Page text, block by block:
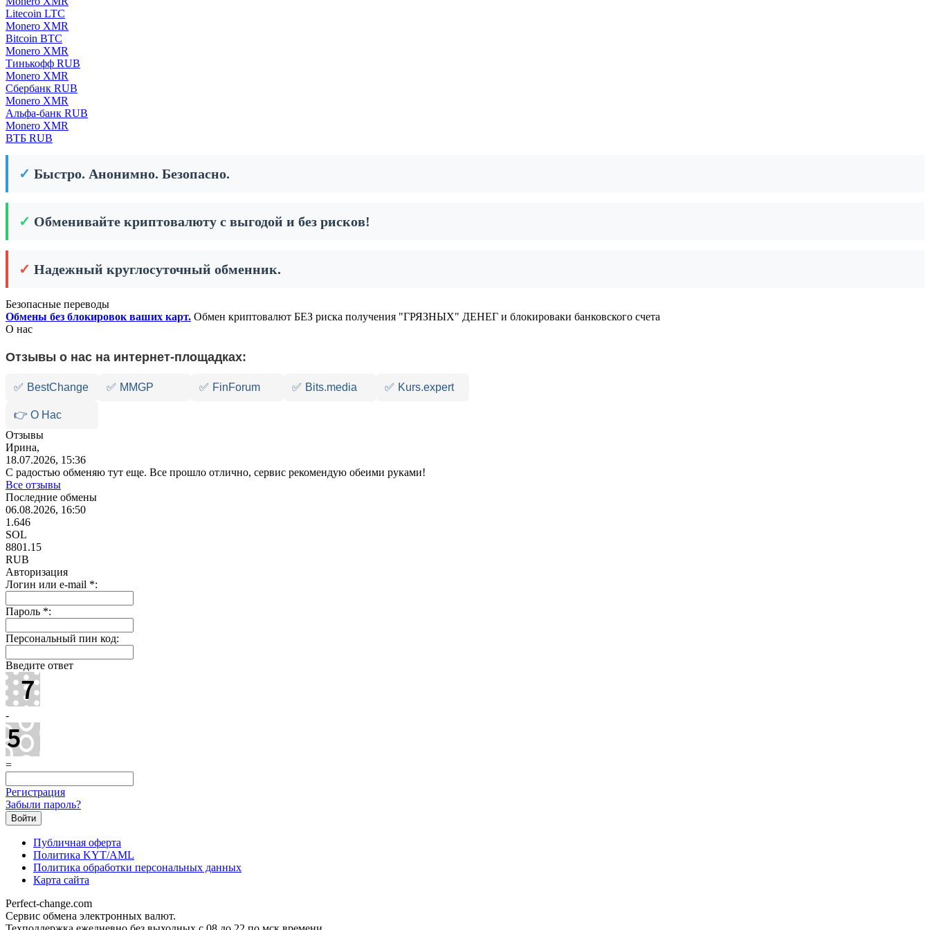
Litecoin LTC
Monero XMR
Bitcoin BTC
Monero XMR
Тинькофф RUB
Monero XMR
Сбербанк RUB
Monero XMR
Альфа-банк RUB
Monero XMR
ВТБ RUB
✓ Быстро. Анонимно. Безопасно.
✓ Обменивайте криптовалюту с выгодой и без рисков!
✓ Надежный круглосуточный обменник.
Безопасные переводы
Обмены без блокировок ваших карт. Обмен криптовалют БЕЗ риска получения "ГРЯЗНЫХ" ДЕНЕГ и блокироваки банковского счета
О нас
Отзывы о нас на интернет-площадках:
✅ BestChange ✅ MMGP ✅ FinForum ✅ Bits.media ✅ Kurs.expert
👉 О Нас
Отзывы
Ирина,
18.07.2026, 15:36
С радостью обменяю тут еще. Все прошло отлично, сервис рекомендую обеими руками!
Все отзывы
Последние обмены
06.08.2026, 16:50
1.646
SOL
8801.15
RUB
Авторизация
Логин или e-mail *:
Пароль *:
Персональный пин код:
Введите ответ
-
=
Регистрация
Забыли пароль?
Публичная оферта
Политика KYT/AML
Политика обработки персональных данных
Карта сайта
Perfect-change.com
Сервис обмена электронных валют.